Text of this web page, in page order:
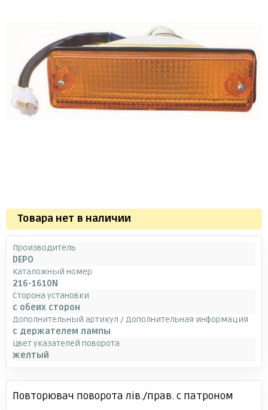
Товара нет в наличии.
Производитель
DEPO
Каталожный номер
216-1610N
Сторона установки
с обеих сторон
Дополнительный артикул / Дополнительная информация
с держателем лампы
Цвет указателей поворота
желтый
Повторювач поворота лів./прав. с патроном